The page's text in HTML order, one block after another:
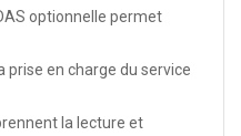
optionnelle permet
prise en charge du service
la lecture et